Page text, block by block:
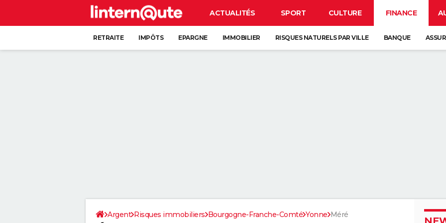
ACTUALITÉS SPORT CULTURE FINANCE
RETRAITE IMPÔTS EPARGNE IMMOBILIER RISQUES NATURELS PAR VILLE BANQUE
Argent Risques immobiliers Bourgogne-Franche-Comté Yonne Méré